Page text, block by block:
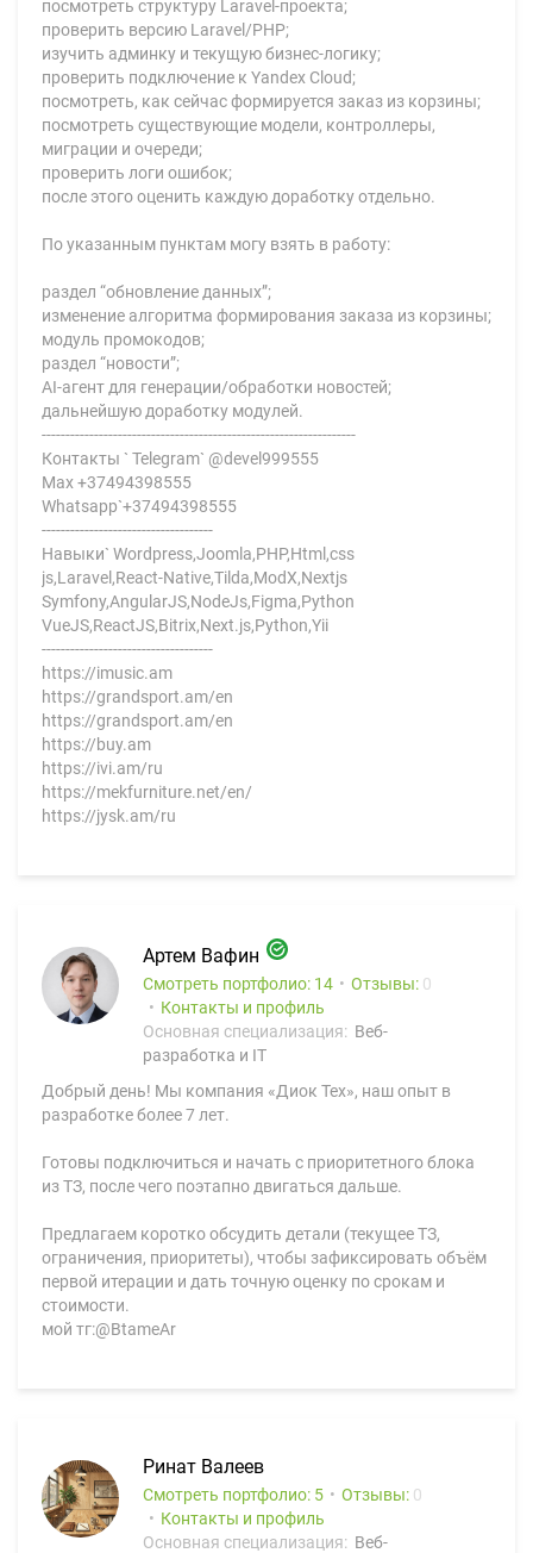
посмотреть структуру Laravel-проекта;
проверить версию Laravel/PHP;
изучить админку и текущую бизнес-логику;
проверить подключение к Yandex Cloud;
посмотреть, как сейчас формируется заказ из корзины;
посмотреть существующие модели, контроллеры,
миграции и очереди;
проверить логи ошибок;
после этого оценить каждую доработку отдельно.
По указанным пунктам могу взять в работу:
раздел “обновление данных”;
изменение алгоритма формирования заказа из корзины;
модуль промокодов;
раздел “новости”;
AI-агент для генерации/обработки новостей;
дальнейшую доработку модулей.
------------------------------------------------------------------
Контакты ` Telegram` @devel999555
Max +37494398555
Whatsapp`+37494398555
------------------------------------
Навыки` Wordpress,Joomla,PHP,Html,css
js,Laravel,React-Native,Tilda,ModX,Nextjs
Symfony,AngularJS,NodeJs,Figma,Python
VueJS,ReactJS,Bitrix,Next.js,Python,Yii
------------------------------------
https://imusic.am
https://grandsport.am/en
https://grandsport.am/en
https://buy.am
https://ivi.am/ru
https://mekfurniture.net/en/
https://jysk.am/ru
Артем Вафин
Смотреть портфолио: 14 Отзывы: 0
Контакты и профиль
Основная специализация: Веб-
разработка и IT
Добрый день! Мы компания «Диок Тех», наш опыт в
разработке более 7 лет.
Готовы подключиться и начать с приоритетного блока
из ТЗ, после чего поэтапно двигаться дальше.
Предлагаем коротко обсудить детали (текущее ТЗ,
ограничения, приоритеты), чтобы зафиксировать объём
первой итерации и дать точную оценку по срокам и
стоимости.
мой тг:@BtameAr
Ринат Валеев
Смотреть портфолио: 5 Отзывы: 0
Контакты и профиль
Основная специализация: Веб-